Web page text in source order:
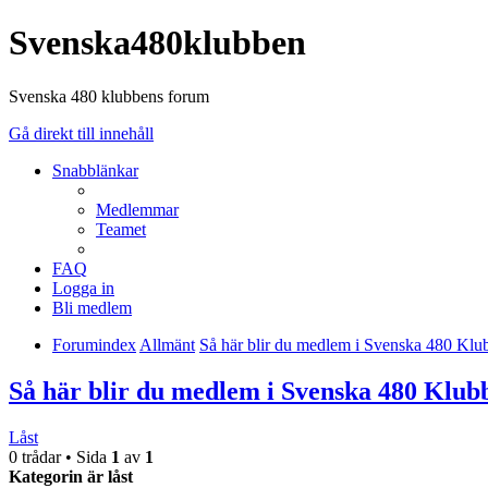
Svenska480klubben
Svenska 480 klubbens forum
Gå direkt till innehåll
Snabblänkar
Medlemmar
Teamet
FAQ
Logga in
Bli medlem
Forumindex Allmänt Så här blir du medlem i Svenska 480
Så här blir du medlem i Svenska 480
Låst
0 trådar • Sida 1 av 1
Kategorin är låst